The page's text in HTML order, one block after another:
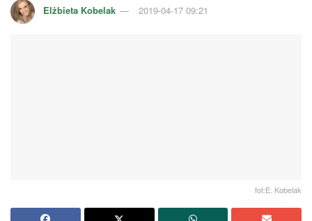
Elżbieta Kobelak 2019-04-17 09:21
fot:E. Kobelak